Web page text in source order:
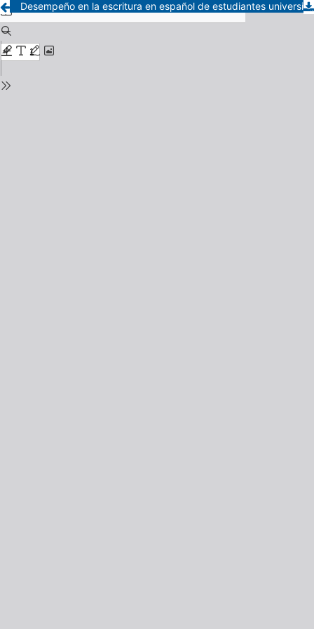
Desempeño en la escritura en español de estudiantes universitarios y el impacto de la evaluación